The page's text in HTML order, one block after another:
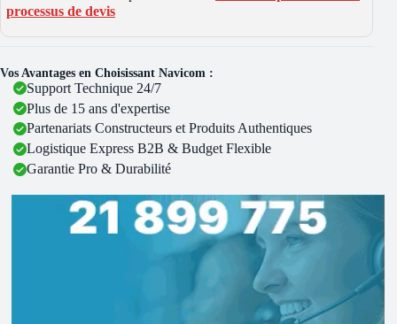
processus de devis
Vos Avantages en Choisissant Navicom :
Support Technique 24/7
Plus de 15 ans d'expertise
Partenariats Constructeurs et Produits Authentiques
Logistique Express B2B & Budget Flexible
Garantie Pro & Durabilité